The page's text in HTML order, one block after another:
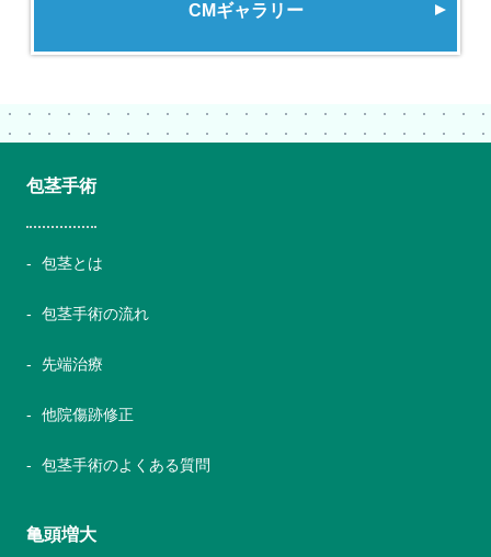
CMギャラリー
包茎手術
包茎とは
包茎手術の流れ
先端治療
他院傷跡修正
包茎手術のよくある質問
亀頭増大